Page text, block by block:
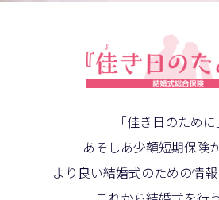
「佳き日のため
あそしあ少額短期保険
より良い結婚式のための情報